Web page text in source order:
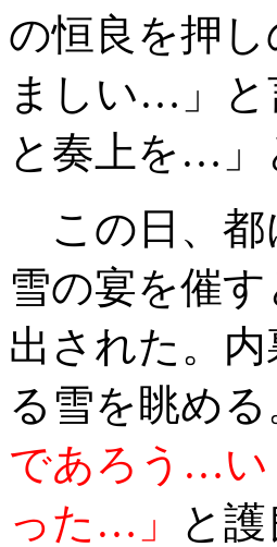
の恒良を押
ましい…」と
と奏上を…」
この日、都
雪の宴を催
出された。
る雪を眺める
であろう…い
った…」
と